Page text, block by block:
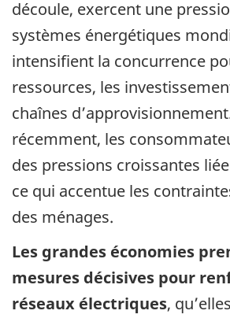
découle, exercent une
systèmes énergétiques
intensifient la concurrence
ressources, les
chaînes
récemment, les
des pressions croissantes
ce qui accentue les
des ménages.
Les grandes économies
mesures décisives pour
réseaux électriques,